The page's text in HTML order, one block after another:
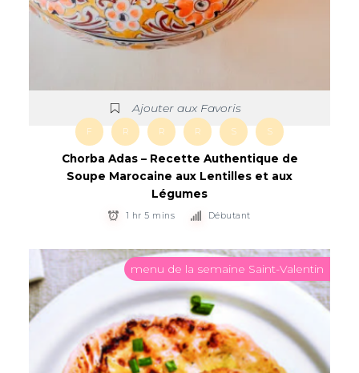
Ajouter aux Favoris
F R R R S S
Chorba Adas – Recette Authentique de
Soupe Marocaine aux Lentilles et aux
Légumes
1 hr 5 mins Débutant
menu de la semaine Saint-Valentin